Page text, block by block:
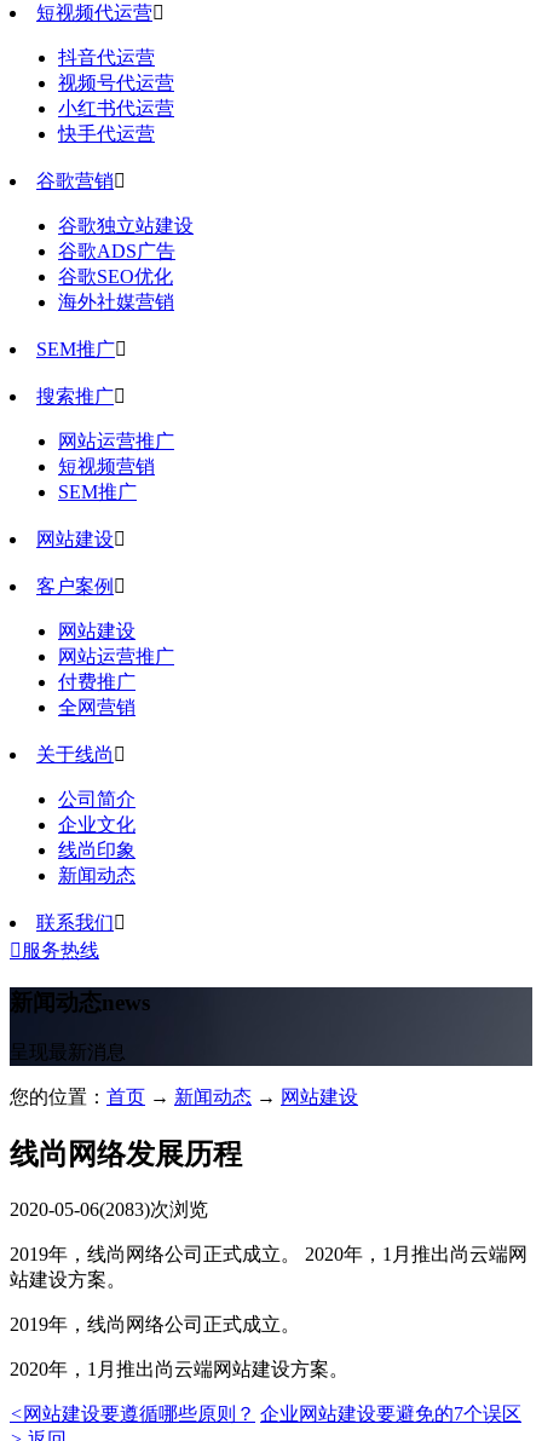
短视频代运营
抖音代运营
视频号代运营
小红书代运营
快手代运营
谷歌营销
谷歌独立站建设
谷歌ADS广告
谷歌SEO优化
海外社媒营销
SEM推广
搜索推广
网站运营推广
短视频营销
SEM推广
网站建设
客户案例 
网站建设
网站运营推广
付费推广
全网营销
关于线尚 
公司简介
企业文化
线尚印象
新闻动态
联系我们
 服务热线
新闻动态news
呈现最新消息
您的位置： 首页 → 新闻动态 → 网站建设
线尚网络发展历程
2020-05-06(2083)次浏览
2019年，线尚网络公司正式成立。 2020年，1月推出尚云端网
站建设方案。
2019年，线尚网络公司正式成立。
2020年，1月推出尚云端网站建设方案。
<网站建设要遵循哪些原则？ 企业网站建设要避免的7个误区